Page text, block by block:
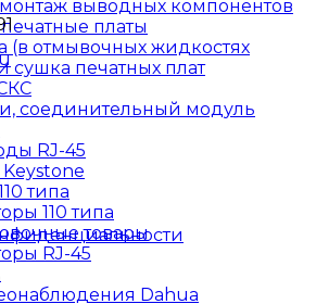
выводных компонентов
платы
(в отмывочных жидкостях
сушка печатных плат
соединительный модуль
RJ-45
типа
110 типа
товары
RJ-45
Dahua